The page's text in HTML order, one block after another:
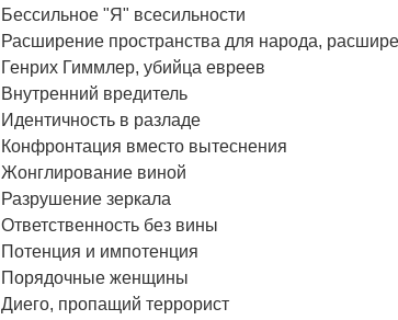
Бессильное "Я" всесильности
Расширение пространства для народа,
Генрих Гиммлер, убийца евреев
Внутренний вредитель
Идентичность в разладе
Конфронтация вместо вытеснения
Жонглирование виной
Разрушение зеркала
Ответственность без вины
Потенция и импотенция
Порядочные женщины
Диего, пропащий террорист